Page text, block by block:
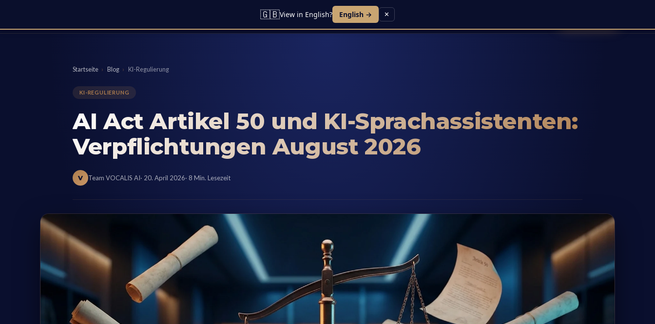
Startseite › Blog › KI-Regulierung
KI-REGULIERUNG
AI Act Artikel 50 und KI-Sprachassistenten:
Verpflichtungen August 2026
V Team VOCALIS AI· 20. April 2026· 8 Min. Lesezeit
🇬🇧View in English? English → ✕